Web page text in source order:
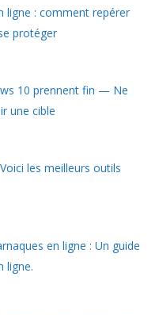
ligne : comment repérer
protéger
10 prennent fin — Ne
une cible
les meilleurs outils
en ligne : Un guide
ligne.